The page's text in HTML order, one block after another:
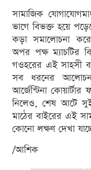
সামাজিক
ভাগে বিভক্ত হয়ে
কড়া সমালোচনা
অপর পক্ষ ম্যাচটির
গওহরের এই সাহসী
সব ধরনের
আর্জেন্টিনা
নিলেও, শেষ আটে
মাঠের বাইরের এই
কোনো লক্ষণ দেখা
/আশিক